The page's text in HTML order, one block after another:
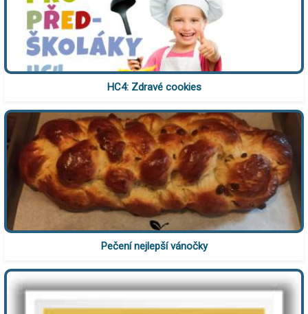
HC4: Zdravé cookies
Pečení nejlepší vánočky